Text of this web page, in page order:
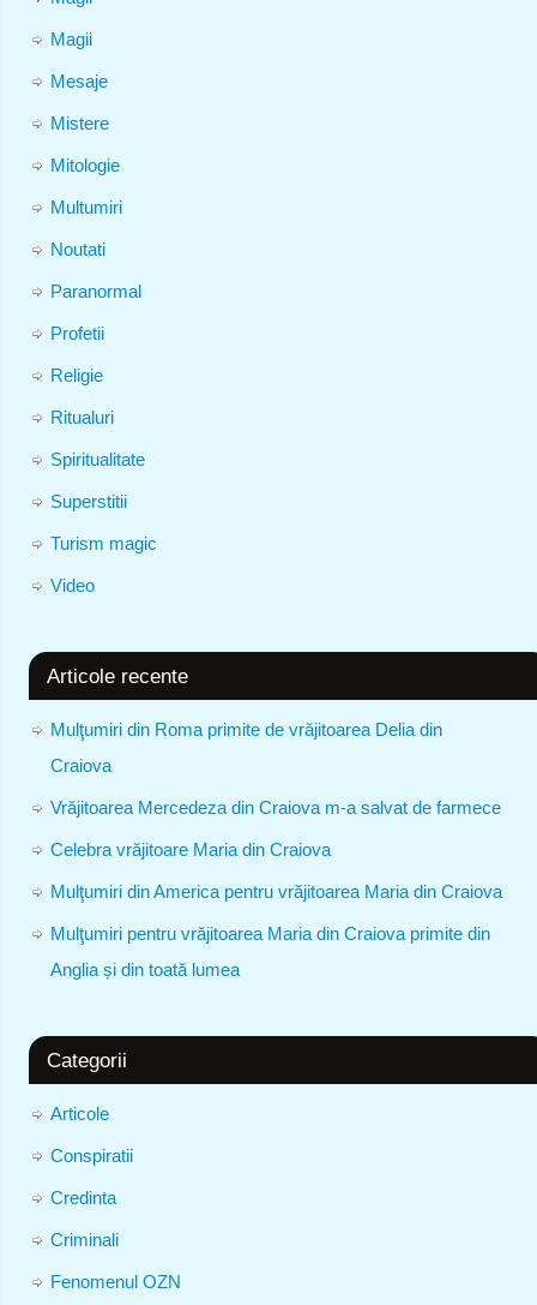
Magii
Mesaje
Mistere
Mitologie
Multumiri
Noutati
Paranormal
Profetii
Religie
Ritualuri
Spiritualitate
Superstitii
Turism magic
Video
Articole recente
Mulţumiri din Roma primite de vrăjitoarea Delia din
Craiova
Vrăjitoarea Mercedeza din Craiova m-a salvat de farmece
Celebra vrăjitoare Maria din Craiova
Mulţumiri din America pentru vrăjitoarea Maria din Craiova
Mulţumiri pentru vrăjitoarea Maria din Craiova primite din
Anglia și din toată lumea
Categorii
Articole
Conspiratii
Credinta
Criminali
Fenomenul OZN